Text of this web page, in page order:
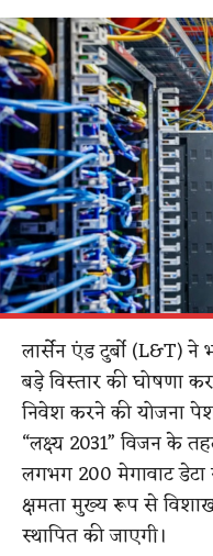
लार्सेन एंड टुर्बो (L&T)
बड़े विस्तार की घोषणा
निवेश करने की योजना
“लक्ष्य 2031” विजन के
लगभग 200 मेगावाट
क्षमता मुख्य रूप से
स्थापित की जाएगी।